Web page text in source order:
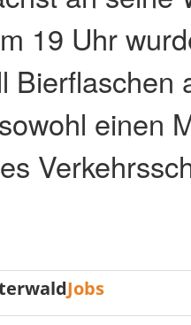
19 Uhr
Bierflaschen
einen
Jobs